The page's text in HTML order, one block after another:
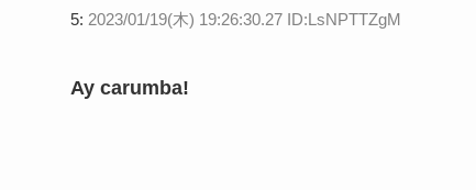
5: 2023/01/19(木) 19:26:30.27 ID:LsNPTTZgM
Ay carumba!